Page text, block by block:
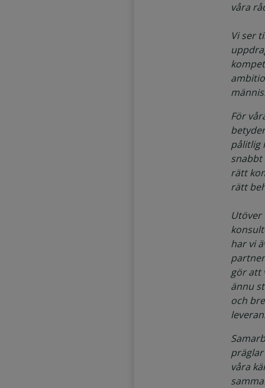
våra
Vi ser
För
pålitlig
snabbt
rätt
rätt
Utöver
har vi
gör att
ännu
och
våra